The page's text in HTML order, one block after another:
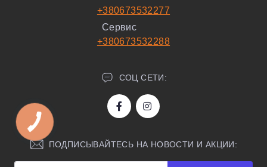
+380673532277
Сервис
+380673532288
СОЦ СЕТИ:
ПОДПИСЫВАЙТЕСЬ НА НОВОСТИ И АКЦИИ: